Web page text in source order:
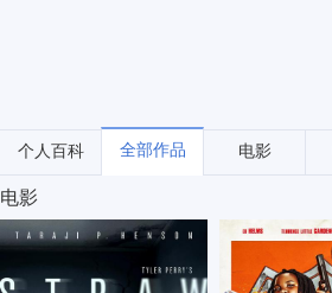
个人百科 全部作品 电影
电影